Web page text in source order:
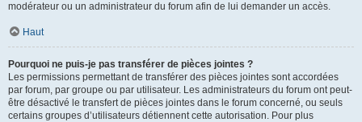
modérateur ou un administrateur du forum afin de lui demander un accès.
Haut
Pourquoi ne puis-je pas transférer de pièces jointes ?
Les permissions permettant de transférer des pièces jointes sont accordées
par forum, par groupe ou par utilisateur. Les administrateurs du forum ont peut-
être désactivé le transfert de pièces jointes dans le forum concerné, ou seuls
certains groupes d’utilisateurs détiennent cette autorisation. Pour plus